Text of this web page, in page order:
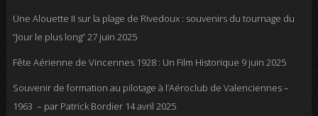
Une Alouette II sur la plage de Rivedoux : souvenirs du tournage du
“Jour le plus long”27 juin 2025
Fête Aérienne de Vincennes 1928 : Un Film Historique 9 juin 2025
Souvenir de formation au pilotage à l’Aéroclub de Valenciennes –
1963 – par Patrick Bordier 14 avril 2025